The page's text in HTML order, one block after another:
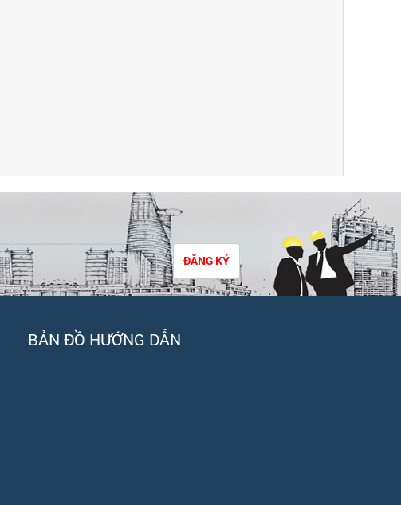
ĐĂNG KÝ
BẢN ĐỒ HƯỚNG DẪN